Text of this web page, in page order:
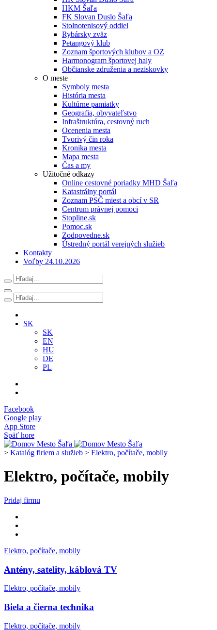
HKM Šaľa
FK Slovan Duslo Šaľa
Stolnotenisový oddiel
Rybársky zväz
Petangový klub
Zoznam športových klubov a OZ
Harmonogram športovej haly
Občianske združenia a neziskovky
O meste
Symboly mesta
História mesta
Kultúrne pamiatky
Geografia, obyvateľstvo
Infraštruktúra, cestovný ruch
Ocenenia mesta
Tvorivý čin roka
Kronika mesta
Mapa mesta
Čas a my
Užitočné odkazy
Online cestovné poriadky MHD Šaľa
Katastrálny portál
Zoznam PSČ miest a obcí v SR
Centrum právnej pomoci
Stopline.sk
Pomoc.sk
Zodpovedne.sk
Ústredný portál verejných služieb
Kontakty
Voľby 24.10.2026
SK
SK
EN
HU
DE
PL
Facebook
Google play
App Store
Späť hore
> Katalóg firiem a služieb > Elektro, počítače, mobily
Elektro, počítače, mobily
Pridaj firmu
Elektro, počítače, mobily
Antény, satelity, káblová TV
Elektro, počítače, mobily
Biela a čierna technika
Elektro, počítače, mobily